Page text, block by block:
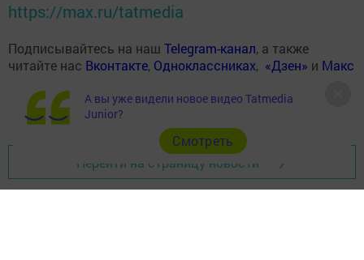
https://max.ru/tatmedia
Подписывайтесь на наш Telegram-канал, а также
читайте нас Вконтакте, Одноклассниках, «Дзен» и Макс
Перейти на страницу новости
А вы уже видели новое видео Tatmedia
Junior?
Cмотреть